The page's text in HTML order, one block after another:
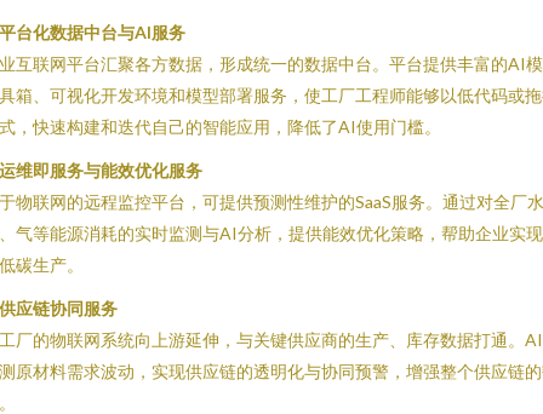
台化数据中台与AI服务
互联网平台汇聚各方数据，形成统一的数据中台。平台提供丰富的AI
箱、可视化开发环境和模型部署服务，使工厂工程师能够以低代码或
，快速构建和迭代自己的智能应用，降低了AI使用门槛。
维即服务与能效优化服务
物联网的远程监控平台，可提供预测性维护的SaaS服务。通过对全厂
气等能源消耗的实时监测与AI分析，提供能效优化策略，帮助企业实
碳生产。
应链协同服务
厂的物联网系统向上游延伸，与关键供应商的生产、库存数据打通。
原材料需求波动，实现供应链的透明化与协同预警，增强整个供应链